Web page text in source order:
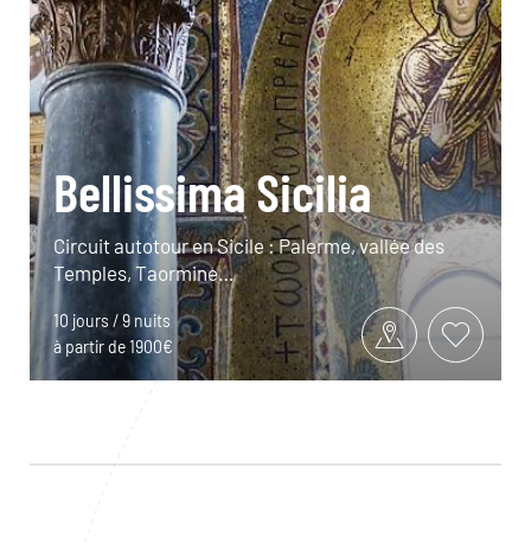
Bellissima Sicilia
Circuit autotour en Sicile : Palerme, vallée des
Temples, Taormine…
10 jours / 9 nuits
à partir de 1900€